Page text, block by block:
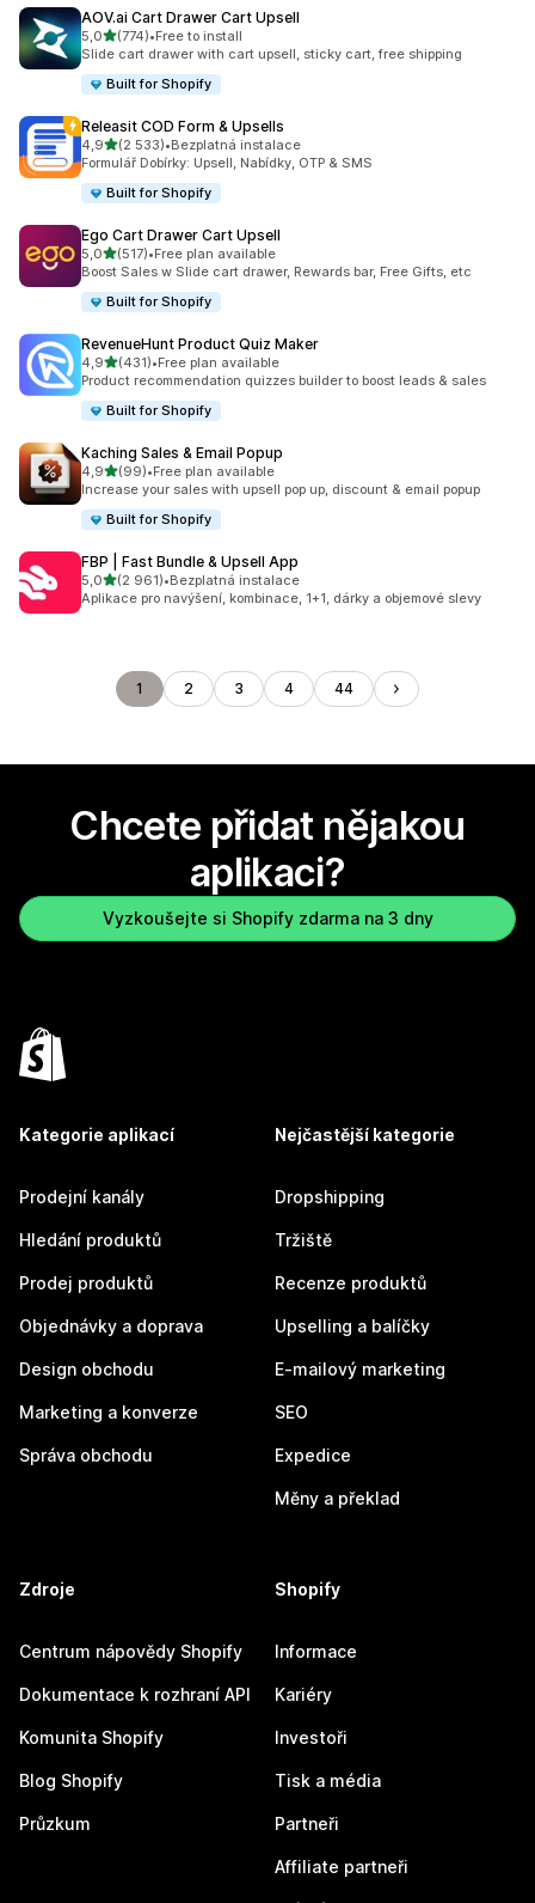
AOV.ai Cart Drawer Cart Upsell
5,0z 5 hvězd
(774)
Celkový počet recenzí: 774
•Free to install
Slide cart drawer with cart upsell, sticky cart, free shipping
Built for Shopify
Releasit COD Form & Upsells
4,9z 5 hvězd
(2 533)
Celkový počet recenzí: 2533
•Bezplatná instalace
Formulář Dobírky: Upsell, Nabídky, OTP & SMS
Built for Shopify
Ego Cart Drawer Cart Upsell
5,0z 5 hvězd
(517)
Celkový počet recenzí: 517
•Free plan available
Boost Sales w Slide cart drawer, Rewards bar, Free Gifts, etc
Built for Shopify
RevenueHunt Product Quiz Maker
4,9z 5 hvězd
(431)
Celkový počet recenzí: 431
•Free plan available
Product recommendation quizzes builder to boost leads & sales
Built for Shopify
Kaching Sales & Email Popup
4,9z 5 hvězd
(99)
Celkový počet recenzí: 99
•Free plan available
Increase your sales with upsell pop up, discount & email popup
Built for Shopify
FBP | Fast Bundle & Upsell App
5,0z 5 hvězd
(2 961)
Celkový počet recenzí: 2961
•Bezplatná instalace
Aplikace pro navýšení, kombinace, 1+1, dárky a objemové slevy
1 2 3 4 44
Chcete přidat nějakou
aplikaci?
Vyzkoušejte si Shopify zdarma na 3 dny
Kategorie aplikací
Prodejní kanály
Hledání produktů
Prodej produktů
Objednávky a doprava
Design obchodu
Marketing a konverze
Správa obchodu
Nejčastější kategorie
Dropshipping
Tržiště
Recenze produktů
Upselling a balíčky
E-mailový marketing
SEO
Expedice
Měny a překlad
Zdroje
Centrum nápovědy Shopify
Dokumentace k rozhraní API
Komunita Shopify
Blog Shopify
Průzkum
Shopify
Informace
Kariéry
Investoři
Tisk a média
Partneři
Affiliate partneři